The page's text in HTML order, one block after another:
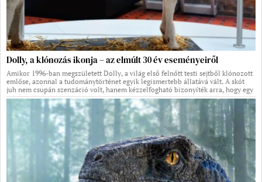
Dolly, a klónozás ikonja – az elmúlt 30 év eseményeiről
Amikor 1996-ban megszületett Dolly, a világ első felnőtt testi sejtből klónozott
emlőse, azonnal a tudománytörténet egyik legismertebb állatává vált. A skót
juh nem csupán szenzáció volt, hanem kézzelfogható bizonyíték arra, hogy egy